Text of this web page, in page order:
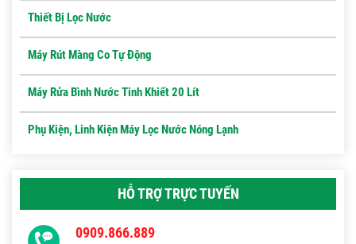
Thiết Bị Lọc Nước
Máy Rút Màng Co Tự Động
Máy Rửa Bình Nước Tinh Khiết 20 Lít
Phụ Kiện, Linh Kiện Máy Lọc Nước Nóng Lạnh
HỖ TRỢ TRỰC TUYẾN
0909.866.889